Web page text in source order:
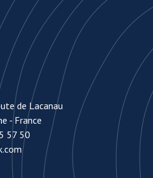
de Lacanau
- France
57 50